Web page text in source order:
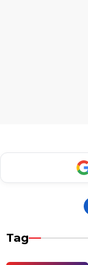
Tag